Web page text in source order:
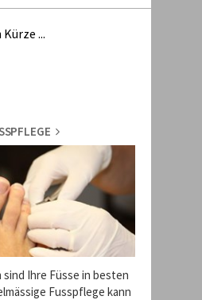
...
Ihre Füsse in besten
Fusspflege kann